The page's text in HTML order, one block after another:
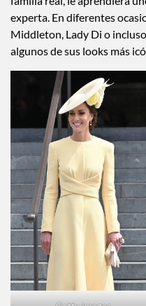
experta. En diferentes
Middleton, Lady Di o
algunos de sus looks más